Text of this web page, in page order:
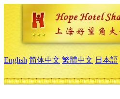
English 简体中文 繁體中文 日本語